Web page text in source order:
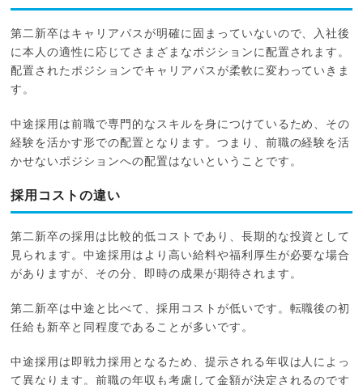
第二新卒はキャリアパスが明確に固まっていないので、入社後
に本人の適性に応じてさまざまなポジションに配置されます。
配置されたポジションでキャリアパスが柔軟に変わっていきま
す。
中途採用は前職で専門的なスキルを身につけているため、その
経験を活かす形での配置となります。つまり、前職の経験を活
かせないポジションへの配置はないということです。
採用コストの違い
第二新卒の採用は比較的低コストであり、長期的な投資として
見られます。中途採用はより高い給料や福利厚生が必要な場合
がありますが、その分、即時の成果が期待されます。
第二新卒は中途と比べて、採用コストが低いです。転職後の初
任給も新卒と同程度であることが多いです。
中途採用は即戦力採用となるため、提示される年収は人によっ
て異なります。前職の年収も考慮して金額が決定されるのです